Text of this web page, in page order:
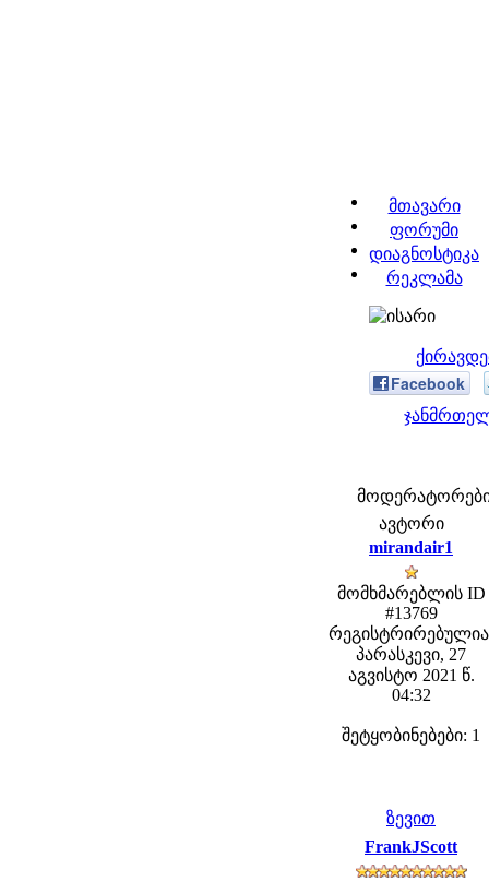
მთავარი
ფორუმი
დიაგნოსტიკა
რეკლამა
Facebook
მოდერატორები:
ავტორი
mirandair1
მომხმარებლის ID
#13769
პარასკევი, 27
აგვისტო 2021 წ.
04:32
შეტყობინებები: 1
ზევით
FrankJScott